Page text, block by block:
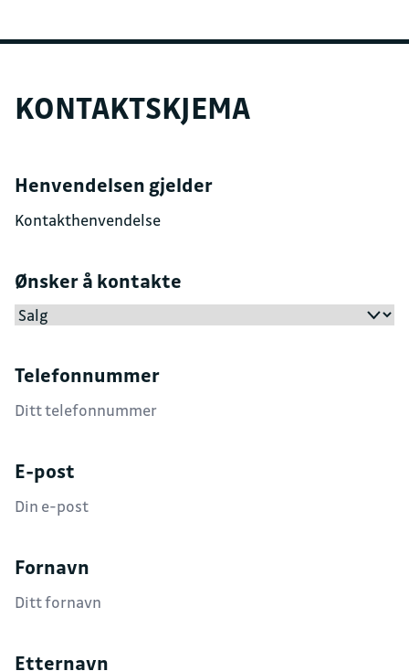
KONTAKTSKJEMA
Henvendelsen gjelder
Ønsker å kontakte
Telefonnummer
E-post
Fornavn
Etternavn